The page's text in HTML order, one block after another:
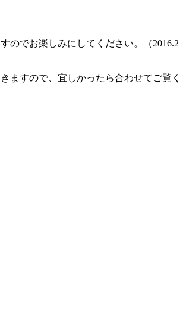
のでお楽しみにしてください。（2016.2
ますので、宜しかったら合わせてご覧く